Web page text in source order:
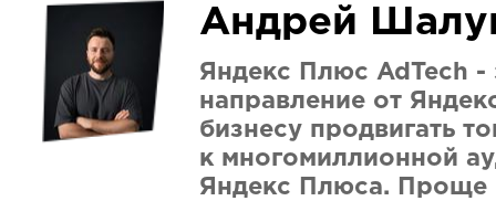
Андрей
Яндекс Плюс AdTech -
направление от
бизнесу продвигать
к многомиллионной
Яндекс Плюса. Проще